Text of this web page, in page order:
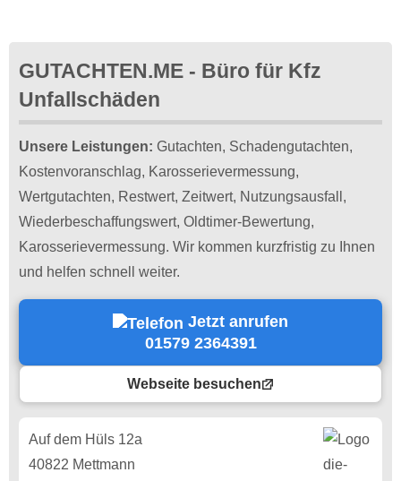
GUTACHTEN.ME - Büro für Kfz
Unfallschäden
Unsere Leistungen: Gutachten, Schadengutachten,
Kostenvoranschlag, Karosserievermessung,
Wertgutachten, Restwert, Zeitwert, Nutzungsausfall,
Wiederbeschaffungswert, Oldtimer-Bewertung,
Karosserievermessung. Wir kommen kurzfristig zu Ihnen
und helfen schnell weiter.
Jetzt anrufen
01579 2364391
Webseite besuchen
Auf dem Hüls 12a
40822 Mettmann